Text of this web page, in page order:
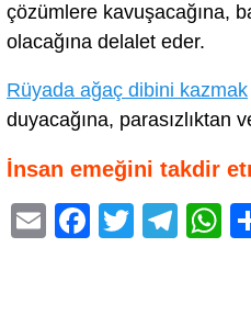
çözümlere kavuşacağına,
olacağına delalet eder.
Rüyada ağaç dibini kazmak
duyacağına, parasızlıktan
İnsan emeğini takdir
E
F
T
T